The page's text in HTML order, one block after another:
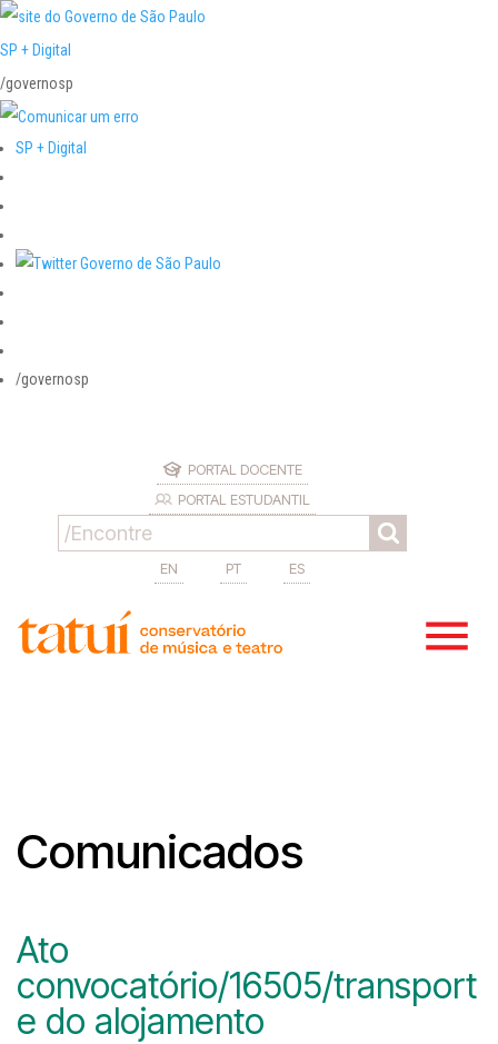
SP + Digital
/governosp
SP + Digital
/governosp
PORTAL DOCENTE
PORTAL ESTUDANTIL
EN PT ES
Comunicados
Ato
convocatório/16505/transport
e do alojamento